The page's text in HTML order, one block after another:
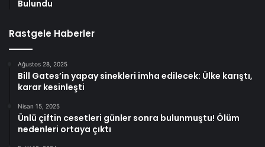
Bulundu
Rastgele Haberler
Ağustos 28, 2025
Bill Gates’in yapay sinekleri imha edilecek: Ülke karıştı,
karar kesinleşti
Nisan 15, 2025
Ünlü çiftin cesetleri günler sonra bulunmuştu! Ölüm
nedenleri ortaya çıktı